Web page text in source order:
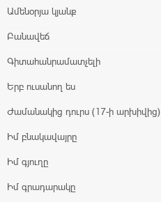
Ամենօրյա կյանք
Բանավեճ
Գիտահանրամատչելի
Երբ ուսանող ես
Ժամանակից դուրս (17-ի արխիվից)
Իմ բնակավայրը
Իմ գյուղը
Իմ գրադարակը